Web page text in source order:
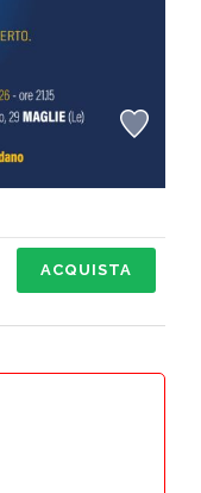
ACQUISTA